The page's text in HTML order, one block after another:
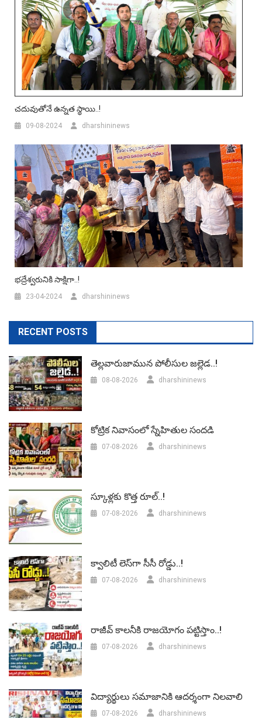
చదువుతోనే ఉన్నత స్థాయి..!
09-08-2024 dharshininews
భద్రేశ్వరునికి సాక్షిగా..!
23-04-2024 dharshininews
RECENT POSTS
తెల్లవారుజామున పోలీసుల జల్లెడ..!
08-08-2026 dharshininews
కోట్రిక నివాసంలో స్నేహితుల సందడి
07-08-2026 dharshininews
స్కూళ్లకు కొత్త రూల్..!
07-08-2026 dharshininews
క్వాలిటీ లెస్‌గా సీసీ రోడ్డు..!
07-08-2026 dharshininews
రాజీవ్ కాలనీకి రాజయోగం పట్టిస్తాం..!
07-08-2026 dharshininews
విద్యార్థులు సమాజానికి ఆదర్శంగా నిలవాలి
07-08-2026 dharshininews